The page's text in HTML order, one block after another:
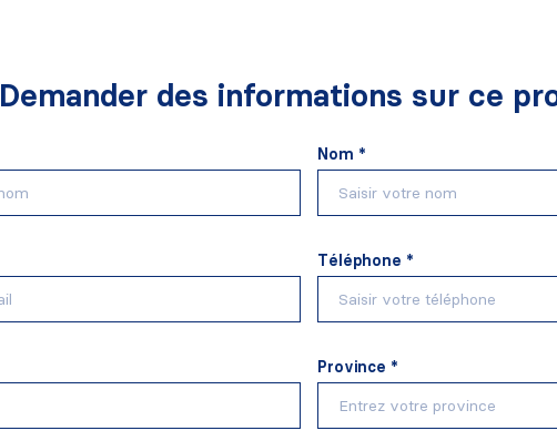
Demander des informations sur ce
Nom *
Téléphone *
Province *